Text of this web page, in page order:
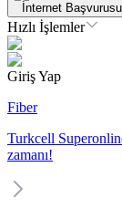
İnternet Başvurusu
Hızlı İşlemler
Giriş Yap
Fiber
Turkcell
zamanı!